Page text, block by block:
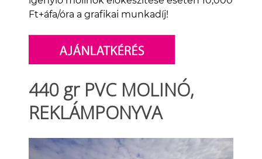
Ft+áfa/óra a grafikai munkadíj!
440 gr PVC MOLINÓ,
REKLÁMPONYVA